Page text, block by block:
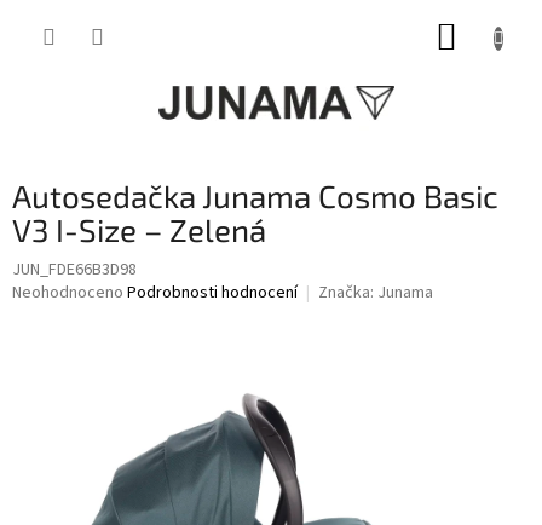
Autosedačka Junama Cosmo Basic
V3 I-Size – Zelená
JUN_FDE66B3D98
Průměrné
Neohodnoceno Podrobnosti hodnocení Značka: Junama